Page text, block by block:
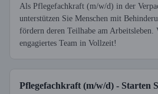
Als Pflegefachkraft (m/w/d) in der
unterstützen Sie Menschen mit
fördern deren Teilhabe am Arbeitsleben.
engagiertes Team in Vollzeit!
Pflegefachkraft (m/w/d) - Starten